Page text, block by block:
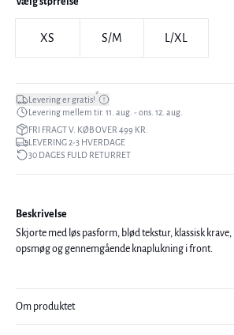
XS S/M L/XL
Levering er gratis!*
Levering mellem tir. 11. aug. - ons. 12. aug.
FRI FRAGT V. KØB OVER 499 KR.
LEVERING 2-3 HVERDAGE
30 DAGES FULD RETURRET
Beskrivelse
Skjorte med løs pasform, blød tekstur, klassisk
opsmøg og gennemgående knaplukning i front.
Om produktet